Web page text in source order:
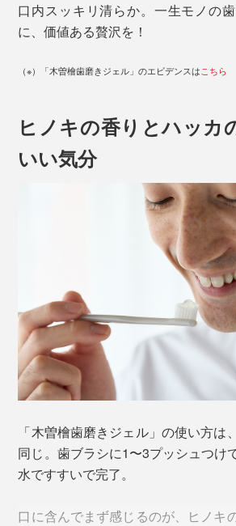
口内スッキリ清らか。一生モノの
に、価値ある贅沢を！
（※）「木曽檜歯磨きジェル」のエビデンスはこちら
ヒノキの香りとハッカ
いい気分
「木曽檜歯磨きジェル」の使い方は
同じ。歯ブラシに1〜3プッシュつけ
水ですすいで完了。
口に含んでまず感じるのが、ヒノキ